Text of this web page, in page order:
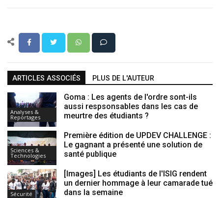
ARTICLES ASSOCIÉS PLUS DE L'AUTEUR
Analyses &
Reportages
Goma : Les agents de l'ordre sont-ils
aussi respsonsables dans les cas de
meurtre des étudiants ?
Sciences &
Technologies
Première édition de UPDEV CHALLENGE :
Le gagnant a présenté une solution de
santé publique
Sécurité
[Images] Les étudiants de l'ISIG rendent
un dernier hommage à leur camarade tué
dans la semaine